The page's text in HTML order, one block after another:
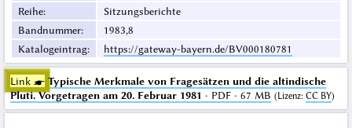
Reihe:
Sitzungsberichte
Bandnummer:
1983,8
Katalogeintrag: https://gateway-bayern.de/BV000180781
Link ☛ Typische Merkmale von Fragesätzen und die altindische
Pluti. Vorgetragen am 20. Februar 1981 · PDF · 67 MB (Lizenz: CC BY)